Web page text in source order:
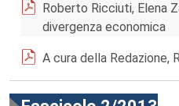
Roberto Ricciuti, Elena
divergenza economica
A cura della Redazione,